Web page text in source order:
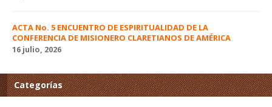
ACTA No. 5 ENCUENTRO DE ESPIRITUALIDAD DE LA
CONFERENCIA DE MISIONERO CLARETIANOS DE AMÉRICA
16 julio, 2026
Categorías